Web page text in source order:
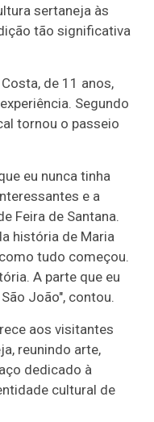
sertaneja às
tão significativa
de 11 anos,
Segundo
tornou o passeio
eu nunca tinha
e a
Feira de Santana.
história de Maria
tudo começou.
A parte que eu
João", contou.
aos visitantes
reunindo arte,
dedicado à
cultural de